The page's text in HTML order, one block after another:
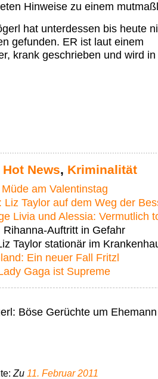
Hinweise zu einem
hat unterdessen bis heute
gefunden. ER ist laut einem
krank geschrieben und wird
Hot News, Kriminalität
am Valentinstag
Liz Taylor auf dem Weg der
Livia und Alessia: Vermutlich
Rihanna-Auftritt in Gefahr
Taylor stationär im
Ein neuer Fall Fritzl
Gaga ist Supreme
Böse Gerüchte um Ehemann
Zu 11. Februar 2011